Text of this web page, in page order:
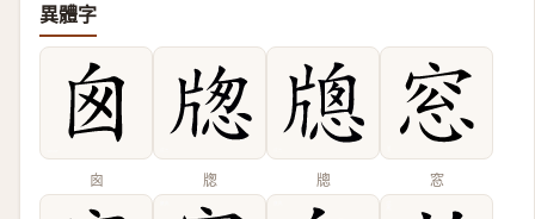
異體字
囪 牎 牕 窓